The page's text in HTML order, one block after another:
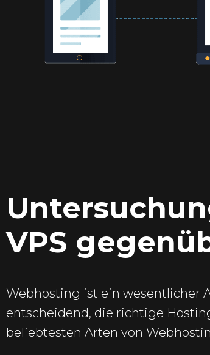
VPS
Webhosting ist ein wesentlicher
entscheidend, die richtige
beliebtesten Arten von